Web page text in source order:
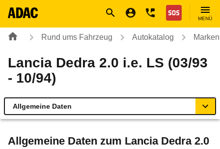
Nothilfe
MENÜ
Rund ums Fahrzeug Autokatalog
Lancia Dedra 2.0 i.e. LS (03/93
- 10/94)
Allgemeine Daten
Allgemeine Daten zum Lancia Dedra 2.0